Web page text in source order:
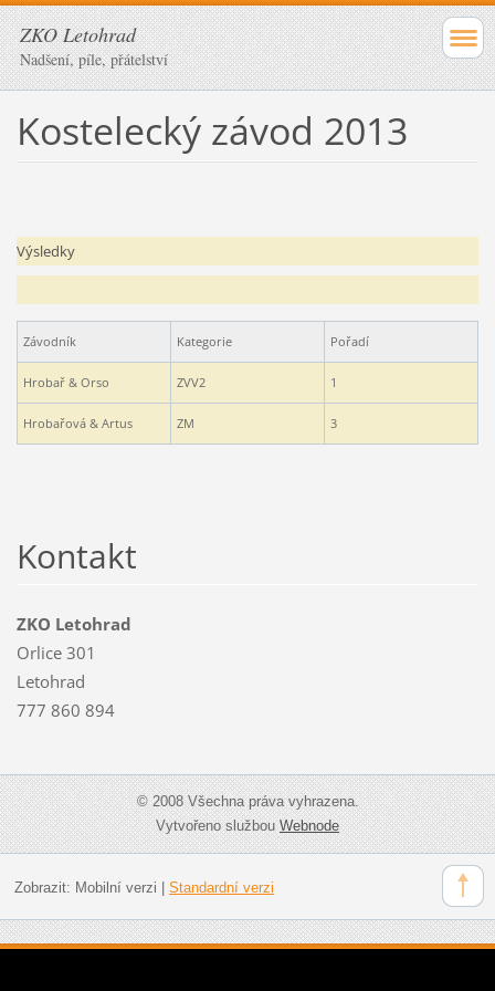
ZKO Letohrad
Nadšení, píle, přátelství
Kostelecký závod 2013
Výsledky
Závodník Kategorie Pořadí
Hrobař & Orso ZVV2 1
Hrobařová & Artus ZM 3
Kontakt
ZKO Letohrad
Orlice 301
Letohrad
777 860 894
© 2008 Všechna práva vyhrazena.
Vytvořeno službouWebnode
Zobrazit: Mobilní verzi Standardní verzi